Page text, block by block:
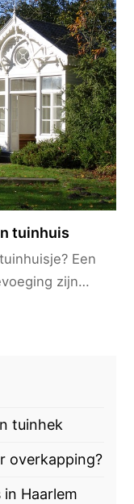
tuinhuis
Een
zijn…
tuinhek
overkapping?
Haarlem